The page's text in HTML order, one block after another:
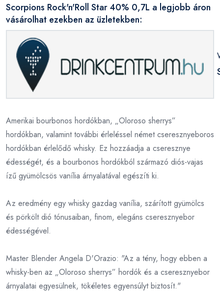
Scorpions Rock'n'Roll Star 40% 0,7L a legjobb áron
vásárolhat ezekben az üzletekben:
Amerikai bourbonos hordókban, „Oloroso sherrys”
hordókban, valamint további érleléssel német cseresznyeboros
hordókban érlelődő whisky. Ez hozzáadja a cseresznye
édességét, és a bourbonos hordókból származó diós-vajas
ízű gyümölcsös vanília árnyalatával egészíti ki.
Az eredmény egy whisky gazdag vanília, szárított gyümölcs
és pörkölt dió tónusaiban, finom, elegáns cseresznyebor
édességével.
Master Blender Angela D'Orazio: "Az a tény, hogy ebben a
whisky-ben az „Oloroso sherrys” hordók és a cseresznyebor
árnyalatai egyesülnek, tökéletes egyensúlyt biztosít."